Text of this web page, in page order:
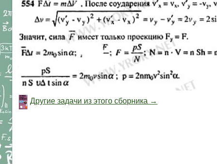
Другие задачи из этого сборника →